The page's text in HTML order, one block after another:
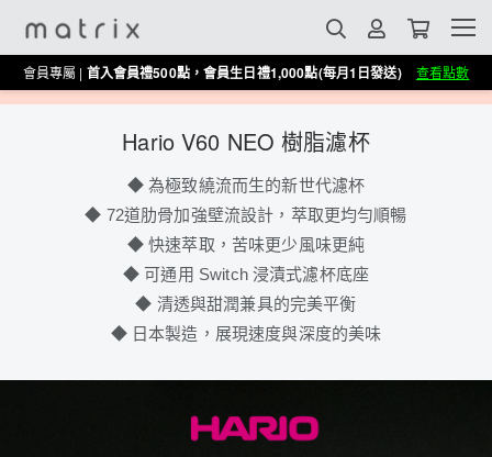
會員專屬 | 首入會員禮500點，會員生日禮1,000點(每月1日發送) 查看點數
Hario V60 NEO 樹脂濾杯
◆ 為極致繞流而生的新世代濾杯
◆ 72道肋骨加強壁流設計，萃取更均勻順暢
◆ 快速萃取，苦味更少風味更純
◆ 可通用 Switch 浸漬式濾杯底座
◆ 清透與甜潤兼具的完美平衡
◆ 日本製造，展現速度與深度的美味
早鳥限定